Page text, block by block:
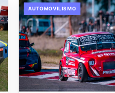
AUTOMOVILISMO